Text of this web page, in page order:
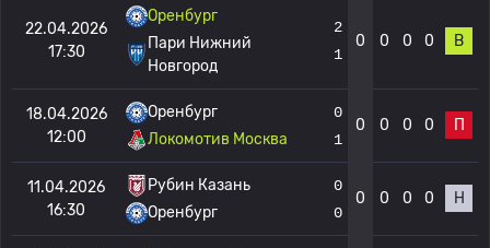
22.04.2026
17:30
Оренбург
Пари Нижний
Новгород
2
1
0 0 0 0 В
18.04.2026
12:00
Оренбург
Локомотив Москва
0
1
0 0 0 0 П
11.04.2026
16:30
Рубин Казань
Оренбург
0
0
0 0 0 0 Н